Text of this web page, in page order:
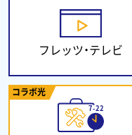
フレッツ・テレビ
コラボ光